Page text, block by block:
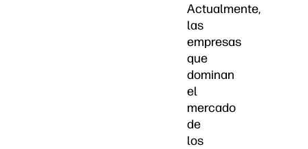
Actualmente,
las
empresas
que
dominan
el
mercado
de
los